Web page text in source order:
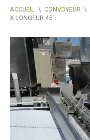
ACCUEIL \ CONVOYEUR \
X LONGEUR 45″